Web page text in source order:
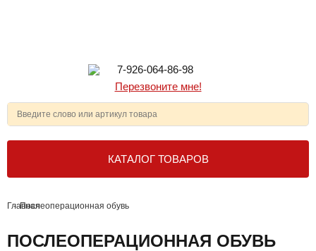
7-926-064-86-98
Перезвоните мне!
КАТАЛОГ ТОВАРОВ
Главная
-Послеоперационная обувь
ПОСЛЕОПЕРАЦИОННАЯ ОБУВЬ